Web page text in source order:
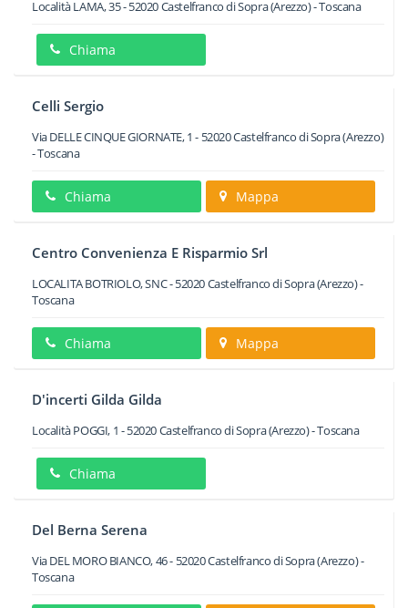
Località LAMA, 35-52020Castelfranco di Sopra(Arezzo) -Toscana
Chiama
Celli Sergio
Via DELLE CINQUE GIORNATE, 1 - 52020Castelfranco di Sopra(Arezzo)
-Toscana
Chiama Mappa
Centro Convenienza E Risparmio Srl
LOCALITA BOTRIOLO, SNC-52020Castelfranco di Sopra(Arezzo) -
Toscana
Chiama Mappa
D'incerti Gilda Gilda
Località POGGI, 1 -52020Castelfranco di Sopra(Arezzo) -Toscana
Chiama
Del Berna Serena
Via DEL MORO BIANCO, 46- 52020Castelfranco di Sopra(Arezzo) -
Toscana